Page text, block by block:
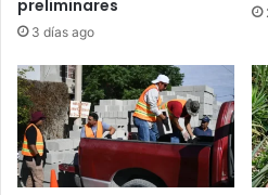
preliminares
3 días ago